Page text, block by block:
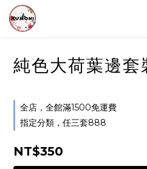
純色大荷葉邊套
全店，全館滿1500免運費
指定分類，任三套888
NT$350